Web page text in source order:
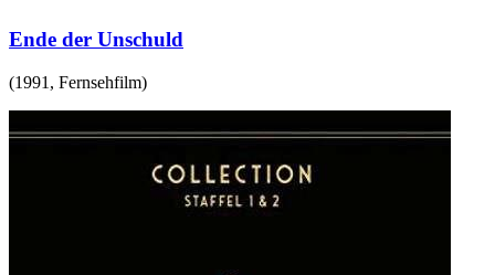
Ende der Unschuld
(1991 , Fernsehfilm)